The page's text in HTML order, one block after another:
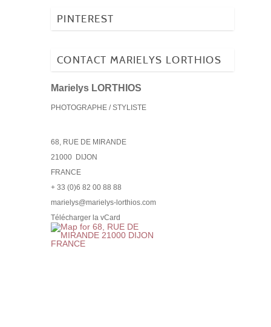
PINTEREST
CONTACT MARIELYS LORTHIOS
Marielys LORTHIOS
PHOTOGRAPHE / STYLISTE
68, RUE DE MIRANDE
21000 DIJON
FRANCE
+ 33 (0)6 82 00 88 88
marielys@marielys-lorthios.com
Télécharger la vCard